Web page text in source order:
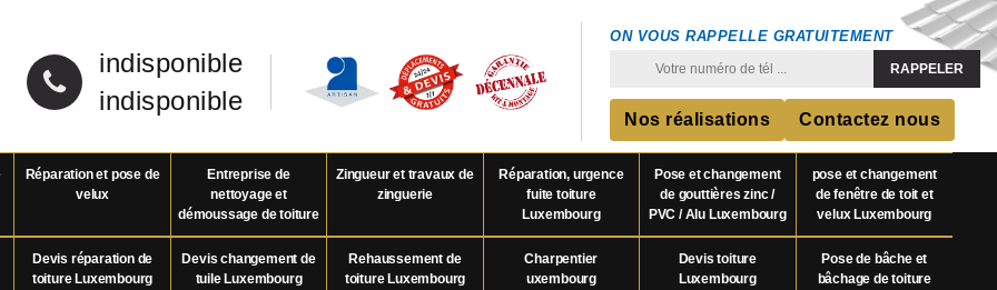
indisponible
indisponible
ON VOUS RAPPELLE GRATUITEMENT
Nos réalisations Contactez nous
Réparation et pose de
velux
Entreprise de
nettoyage et
démoussage de toiture
Zingueur et travaux de
zinguerie
Réparation, urgence
fuite toiture
Luxembourg
Pose et changement
de gouttières zinc /
PVC / Alu Luxembourg
pose et changement
de fenêtre de toit et
velux Luxembourg
Devis réparation de
toiture Luxembourg
Devis changement de
tuile Luxembourg
Rehaussement de
toiture Luxembourg
Charpentier
uxembourg
Devis toiture
Luxembourg
Pose de bâche et
bâchage de toiture